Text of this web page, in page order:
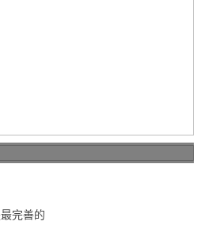
完善的